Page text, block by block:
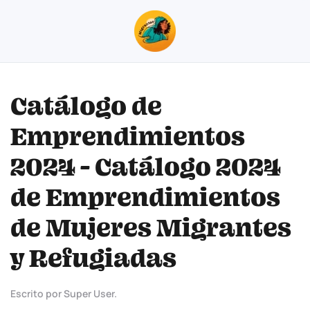
Skip to main content
Catálogo de
Emprendimientos
2024 - Catálogo 2024
de Emprendimientos
de Mujeres Migrantes
y Refugiadas
Escrito por Super User.